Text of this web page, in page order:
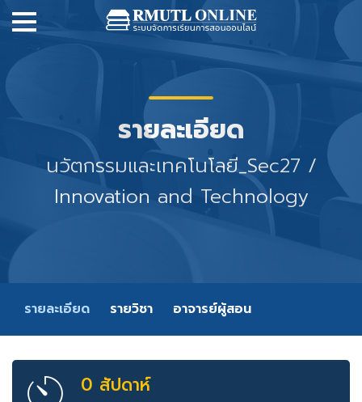
รายละเอียด
นวัตกรรมและเทคโนโลยี_Sec27 /
Innovation and Technology
รายละเอียด รายวิชา อาจารย์ผู้สอน
0 สัปดาห์